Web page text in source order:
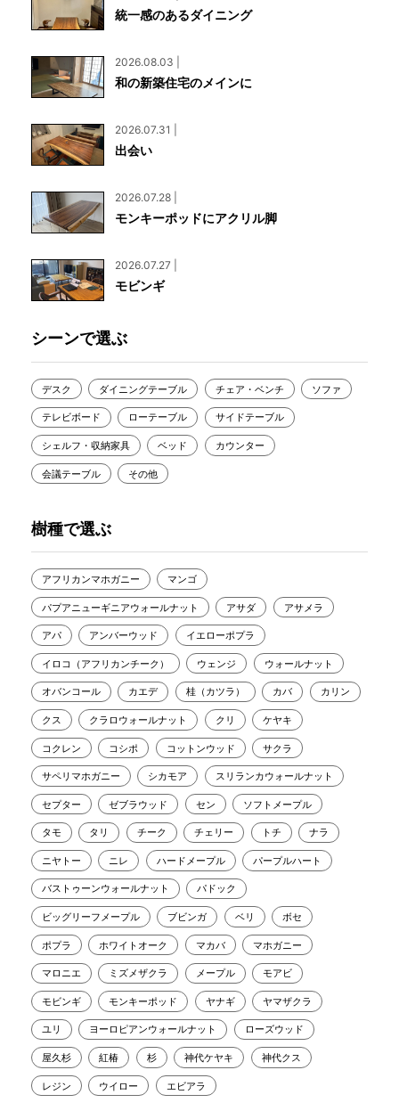
統一感のあるダイニング
2026.08.03 |
和の新築住宅のメインに
2026.07.31 |
出会い
2026.07.28 |
モンキーポッドにアクリル脚
2026.07.27 |
モビンギ
シーンで選ぶ
デスク ダイニングテーブル チェア・ベンチ ソファ
テレビボード ローテーブル サイドテーブル
シェルフ・収納家具 ベッド カウンター
会議テーブル その他
樹種で選ぶ
アフリカンマホガニー マンゴ
パプアニューギニアウォールナット アサダ アサメラ
アパ アンバーウッド イエローポプラ
イロコ（アフリカンチーク） ウェンジ ウォールナット
オバンコール カエデ 桂（カツラ） カバ カリン
クス クラロウォールナット クリ ケヤキ
コクレン コシポ コットンウッド サクラ
サペリマホガニー シカモア スリランカウォールナット
セプター ゼブラウッド セン ソフトメープル
タモ タリ チーク チェリー トチ ナラ
ニヤトー ニレ ハードメープル パープルハート
バストゥーンウォールナット パドック
ビッグリーフメープル ブビンガ ベリ ボセ
ポプラ ホワイトオーク マカバ マホガニー
マロニエ ミズメザクラ メープル モアビ
モビンギ モンキーポッド ヤナギ ヤマザクラ
ユリ ヨーロピアンウォールナット ローズウッド
屋久杉 紅椿 杉 神代ケヤキ 神代クス
レジン ウイロー エビアラ